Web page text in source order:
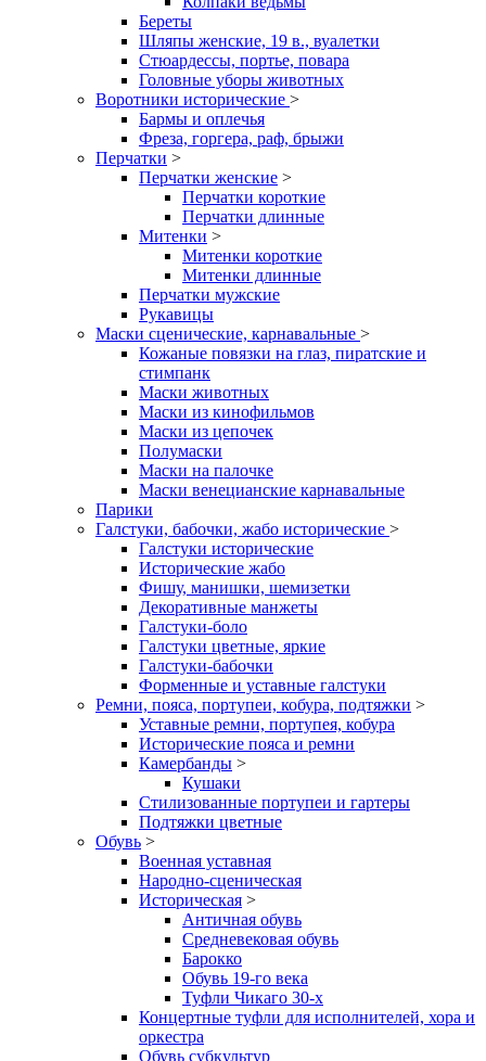
Береты
Шляпы женские, 19 в., вуалетки
Стюардессы, портье, повара
Головные уборы животных
Воротники исторические >
Бармы и оплечья
Фреза, горгера, раф, брыжи
Перчатки >
Перчатки женские >
Перчатки короткие
Перчатки длинные
Митенки >
Митенки короткие
Митенки длинные
Перчатки мужские
Рукавицы
Маски сценические, карнавальные >
Кожаные повязки на глаз, пиратские и
стимпанк
Маски животных
Маски из кинофильмов
Маски из цепочек
Полумаски
Маски на палочке
Маски венецианские карнавальные
Парики
Галстуки, бабочки, жабо исторические >
Галстуки исторические
Исторические жабо
Фишу, манишки, шемизетки
Декоративные манжеты
Галстуки-боло
Галстуки цветные, яркие
Галстуки-бабочки
Форменные и уставные галстуки
Ремни, пояса, портупеи, кобура, подтяжки >
Уставные ремни, портупея, кобура
Исторические пояса и ремни
Камербанды >
Кушаки
Стилизованные портупеи и гартеры
Подтяжки цветные
Обувь >
Военная уставная
Народно-сценическая
Историческая >
Античная обувь
Средневековая обувь
Барокко
Обувь 19-го века
Туфли Чикаго 30-х
Концертные туфли для исполнителей, хора и
оркестра
Обувь субкультур